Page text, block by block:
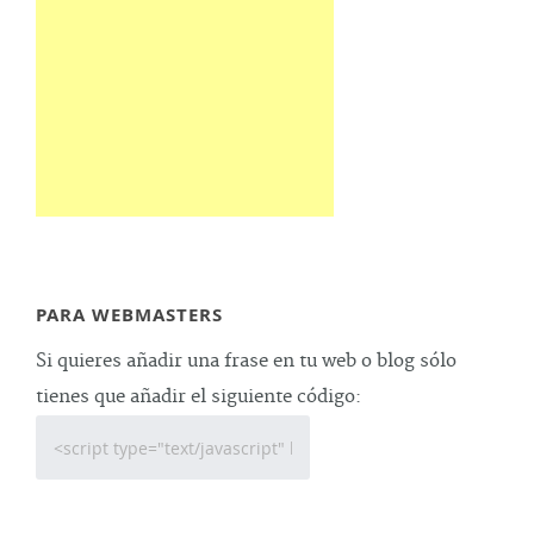
PARA WEBMASTERS
Si quieres añadir una frase en tu web o blog sólo
tienes que añadir el siguiente código: